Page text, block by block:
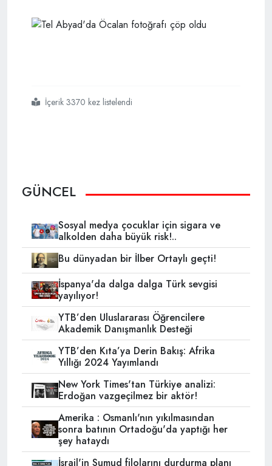
#tel
#abyadda
#öcalan
#fotoğrafı
#çöp
#olduİçerik 3370 kez listelendi
GÜNCEL
Sosyal medya çocuklar için sigara ve
alkolden daha büyük risk!..
Bu dünyadan bir İlber Ortaylı geçti!
İspanya'da dalga dalga Türk sevgisi
yayılıyor!
YTB’den Uluslararası Öğrencilere
Akademik Danışmanlık Desteği
YTB’den Kıta’ya Derin Bakış: Afrika
Yıllığı 2024 Yayımlandı
New York Times'tan Türkiye analizi:
Erdoğan vazgeçilmez bir aktör!
Amerika : Osmanlı'nın yıkılmasından
sonra batının Ortadoğu'da yaptığı her
şey hataydı
İsrail'in Sumud filolarını durdurma planı